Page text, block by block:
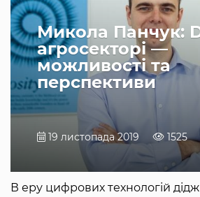
Микола Панчук:
агросекторі —
можливості та
перспективи
19 листопада 2019 1525
В еру цифрових технологій